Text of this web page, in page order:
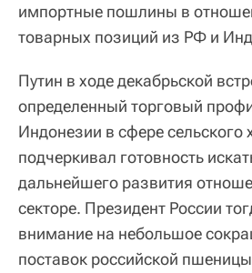
импортные пошлины в
товарных позиций из РФ и
Путин в ходе декабрьской
определенный торговый
Индонезии в сфере сельского
подчеркивал готовность
дальнейшего развития
секторе. Президент России
внимание на небольшое
поставок российской